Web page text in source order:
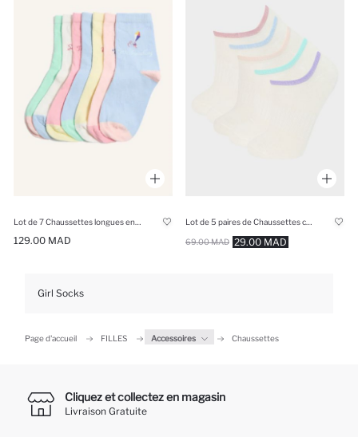
129.00 MAD 29.00 MAD
69.00 MAD
Girl Socks
Page d'accueil FILLES Accessoires Chaussettes
Cliquez et collectez en magasin
Livraison Gratuite